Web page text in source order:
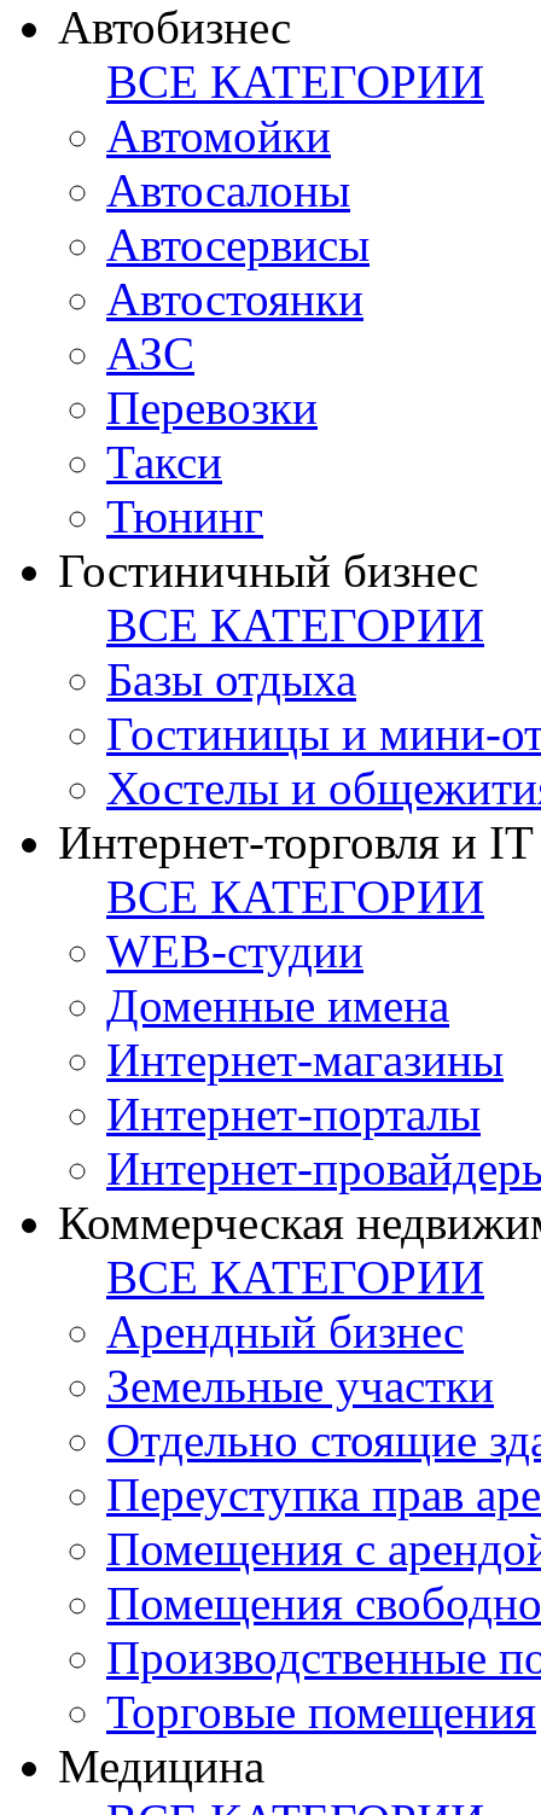
Автобизнес
ВСЕ КАТЕГОРИИ
Автомойки
Автосалоны
Автосервисы
Автостоянки
АЗС
Перевозки
Такси
Тюнинг
Гостиничный бизнес
ВСЕ КАТЕГОРИИ
Базы отдыха
Гостиницы и мини-
Хостелы и
Интернет-торговля и IT
ВСЕ КАТЕГОРИИ
WEB-студии
Доменные имена
Интернет-магазины
Интернет-порталы
Интернет-
Коммерческая
ВСЕ КАТЕГОРИИ
Арендный бизнес
Земельные участки
Отдельно стоящие
Переуступка прав
Помещения с
Помещения
Производственные
Торговые помещения
Медицина